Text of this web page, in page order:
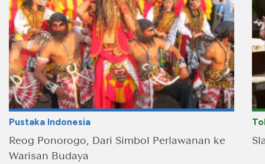
Pustaka Indonesia
Reog Ponorogo, Dari Simbol Perlawanan ke
Warisan Budaya